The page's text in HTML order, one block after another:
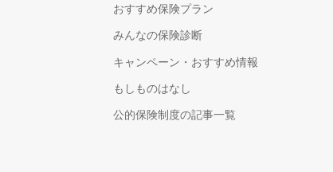
おすすめ保険プラン
みんなの保険診断
キャンペーン・おすすめ情報
もしものはなし
公的保険制度の記事一覧